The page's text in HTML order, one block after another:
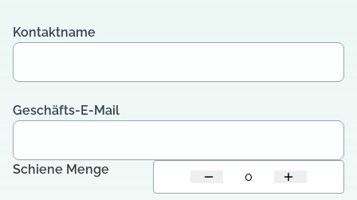
Kontaktname
Geschäfts-E-Mail
Schiene Menge